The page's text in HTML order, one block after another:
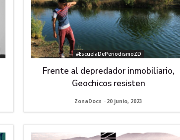
#EscuelaDePeriodismoZD
Frente al depredador inmobiliario,
Geochicos resisten
ZonaDocs - 20 junio, 2023